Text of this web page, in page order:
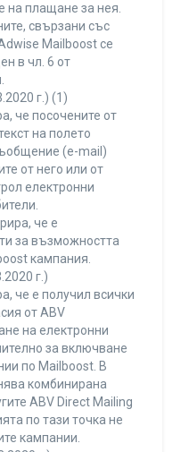
на плащане за нея.
свързани със
Mailboost се
в чл. 6 от
г.) (1)
че посочените от
на полето
(e-mail)
от него или от
електронни
че е
за възможността
кампания.
г.)
че е получил всички
от ABV
на електронни
за включване
по Mailboost. В
комбинирана
ABV Direct Mailing
по тази точка не
кампании.